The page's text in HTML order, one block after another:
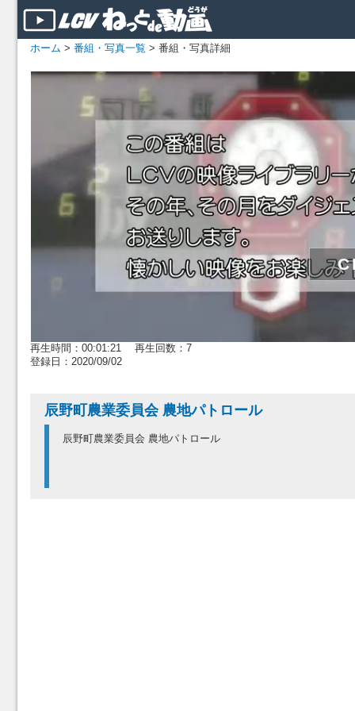
ホーム > 番組・写真一覧 > 番組・写真詳細
再生時間：00:01:21 再生回数：7
登録日：2020/09/02
辰野町農業委員会 農地パトロール
辰野町農業委員会 農地パトロール